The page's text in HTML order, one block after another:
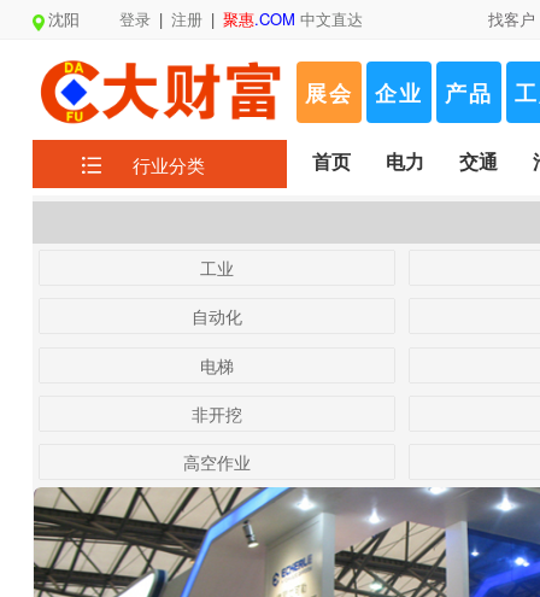
沈阳 登录 | 注册 | 聚惠.COM 中文直达 找客户
展会 企业 产品
行业分类 首页 电力 交通
工业
自动化
电梯
非开挖
高空作业